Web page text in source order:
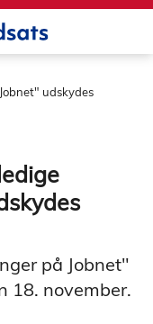
udskydes
på Jobnet"
18. november.